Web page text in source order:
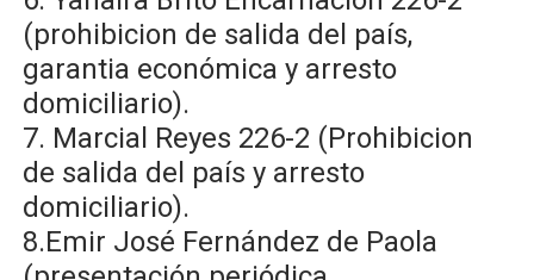
(prohibicion de salida del país,
garantia económica y arresto
domiciliario).
7. Marcial Reyes 226-2 (Prohibicion
de salida del país y arresto
domiciliario).
8.Emir José Fernández de Paola